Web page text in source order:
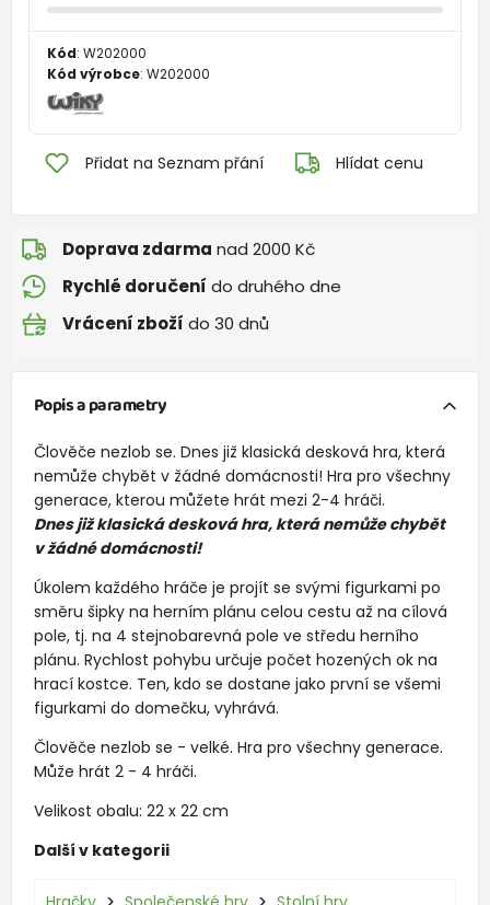
Kód: W202000
Kód výrobce: W202000
Přidat na Seznam přání Hlídat cenu
Doprava zdarma nad 2000 Kč
Rychlé doručení do druhého dne
Vrácení zboží do 30 dnů
Popis a parametry
Člověče nezlob se. Dnes již klasická desková hra, která
nemůže chybět v žádné domácnosti! Hra pro všechny
generace, kterou můžete hrát mezi 2-4 hráči.
Dnes již klasická desková hra, která nemůže chybět
v žádné domácnosti!
Úkolem každého hráče je projít se svými figurkami po
směru šipky na herním plánu celou cestu až na cílová
pole, tj. na 4 stejnobarevná pole ve středu herního
plánu. Rychlost pohybu určuje počet hozených ok na
hrací kostce. Ten, kdo se dostane jako první se všemi
figurkami do domečku, vyhrává.
Člověče nezlob se - velké. Hra pro všechny generace.
Může hrát 2 - 4 hráči.
Velikost obalu: 22 x 22 cm
Další v kategorii